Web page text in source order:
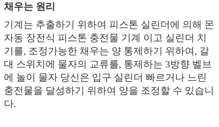
채우는 원리
기계는 추출하기 위하여 피스톤 실린더에 의해 몬
자동 장전식 피스톤 충전물 기계 이고 실린더 치
기를, 조정가능한 채우는 양 통제하기 위하여, 갈
대 스위치에 물자의 교류를, 통제하는 3방향 벨브
에 놀이 물자 당신은 입구 실린더 빠르거나 느린
충전물을 달성하기 위하여 양을 조정할 수 있습니
다.